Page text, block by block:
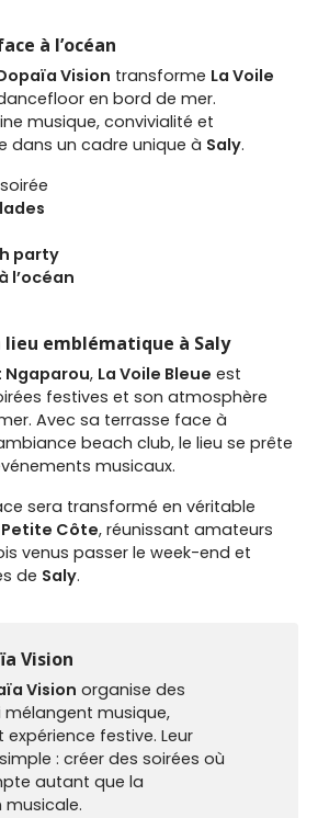
à l’océan
Vision transforme La Voile
en bord de mer.
musique, convivialité et
dans un cadre unique à Saly.
party
l’océan
lieu emblématique à Saly
Ngaparou, La Voile Bleue est
festives et son atmosphère
Avec sa terrasse face à
beach club, le lieu se prête
musicaux.
sera transformé en véritable
Côte, réunissant amateurs
venus passer le week-end et
de Saly.
Vision
Vision organise des
musique,
festive. Leur
: créer des soirées où
autant que la